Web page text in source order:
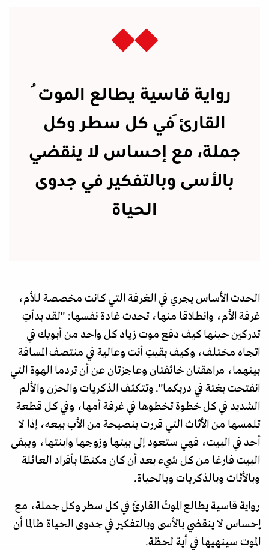
رواية قاسية يطالع الموتُ
القارئَ في كل سطر وكل
جملة، مع إحساس لا ينقضي
بالأسى وبالتفكير في جدوى
الحياة
الحدث الأساس يجري في الغرفة التي كانت مخصصة للأم،
غرفة الأم، وانطلاقا منها، تحدث غادة نفسها: "لقد بدأتِ
تدركين حينها كيف دفع موت زياد كل واحد من أبويك في
اتجاه مختلف، وكيف بقيتِ أنت وعالية في منتصف المسافة
بينهما، مراهقتان خائفتان وعاجزتان عن أن تردما الهوة التي
انفتحت بغتة في دربكما". وتتكثف الذكريات والحزن والألم
الشديد في كل خطوة تخطوها في غرفة أمها، وفي كل قطعة
تلمسها من الأثاث التي قررت بنصيحة من الأب بيعه، إذا لا
أحد في البيت، فهي ستعود إلى بيتها وزوجها وابنتها، ويبقى
البيت فارغا من كل شيء بعد أن كان مكتظا بأفراد العائلة
وبالأثاث وبالذكريات وبالحياة.
رواية قاسية يطالع الموتُ القارئَ في كل سطر وكل جملة، مع
إحساس لا ينقضي بالأسى وبالتفكير في جدوى الحياة طالما أن
الموت سينهيها في أية لحظة.